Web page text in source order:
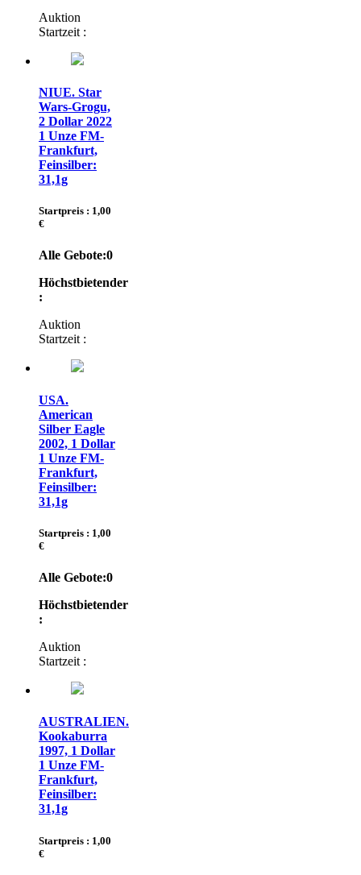
Auktion
Startzeit :
NIUE. Star
Wars-Grogu,
2 Dollar 2022
1 Unze FM-
Frankfurt,
Feinsilber:
31,1g
Startpreis : 1,00
€
Alle Gebote:0
Höchstbietender
:
Auktion
Startzeit :
USA.
American
Silber Eagle
2002, 1 Dollar
1 Unze FM-
Frankfurt,
Feinsilber:
31,1g
Startpreis : 1,00
€
Alle Gebote:0
Höchstbietender
:
Auktion
Startzeit :
AUSTRALIEN.
Kookaburra
1997, 1 Dollar
1 Unze FM-
Frankfurt,
Feinsilber:
31,1g
Startpreis : 1,00
€